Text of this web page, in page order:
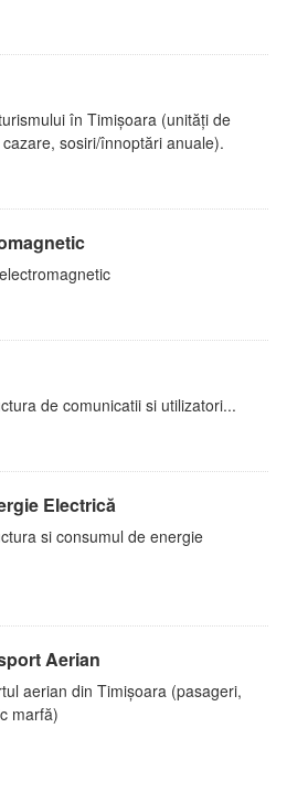
în Timișoara (unități de
sosiri/înnoptări anuale).
de comunicatii si utilizatori...
Electrică
si consumul de energie
Aerian
aerian din Timișoara (pasageri,
marfă)